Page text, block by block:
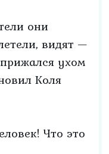
они
видят —
ухом
Коля
Что это